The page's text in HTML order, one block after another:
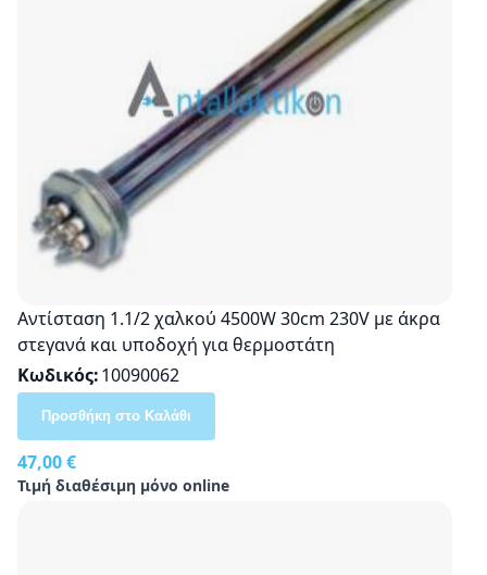
Αντίσταση 1.1/2 χαλκού 4500W 30cm 230V με άκρα
στεγανά και υποδοχή για θερμοστάτη
Κωδικός 10090062
47,00 €
Τιμή διαθέσιμη μόνο online
Προσθήκη στο Καλάθι